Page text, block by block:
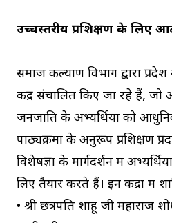
उच्चस्तरीय प्रशिक्षण के लिए
समाज कल्याण विभाग द्वारा प्रदेश
केंद्र संचालित किए जा रहे हैं,
जनजाति के अभ्यर्थियों को
पाठ्यक्रमों के अनुरूप प्रशिक्षण
विशेषज्ञों के मार्गदर्शन में
लिए तैयार करते हैं। इन केंद्रों में
• श्री छत्रपति शाहू जी महाराज